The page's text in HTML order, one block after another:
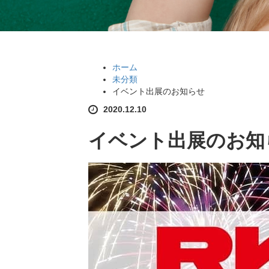
ホーム
未分類
イベント出展のお知らせ
2020.12.10
イベント出展のお